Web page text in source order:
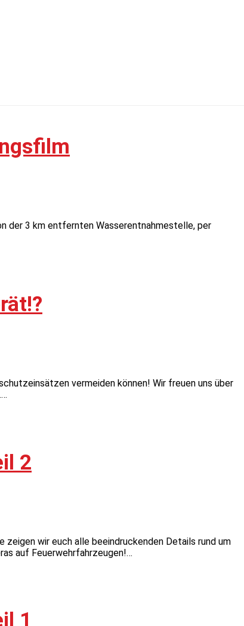
der 3 km entfernten Wasserentnahmestelle, per
vermeiden können! Wir freuen uns über
2
wir euch alle beeindruckenden Details rund um
auf Feuerwehrfahrzeugen!…
1